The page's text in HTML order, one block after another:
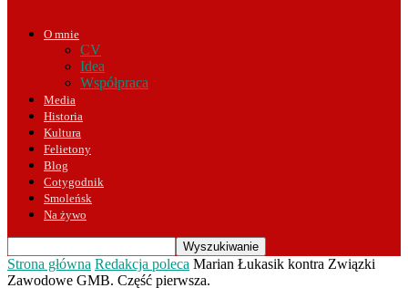
O mnie
CV
Idea
Współpraca
Media
Historia
Kultura
Felietony
Blog
Cotygodnik
Smoleńsk
Na żywo
Strona główna Redakcja poleca Marian Łukasik kontra Związki
Zawodowe GMB. Część pierwsza.